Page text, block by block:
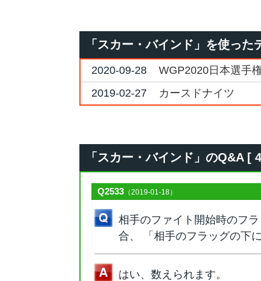
「スカー・バインド」を使った
2020-09-28
WGP2020日本選手
2019-02-27
カースドナイツ
「スカー・バインド」のQ&A [
Q2533 （2019-01-18）
相手のファイト開始時のフラ
合、 「相手のフラッグの下
はい、数えられます。